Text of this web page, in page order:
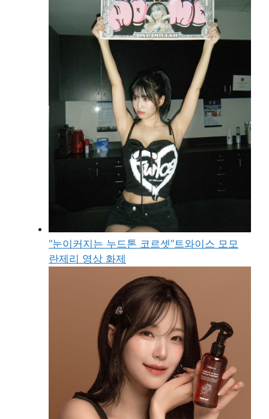
“눈이커지는 누드톤 코르셋”트와이스 모모
란제리 영상 화제